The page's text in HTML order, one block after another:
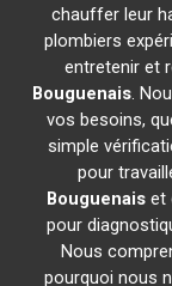
chauffer leur
plombiers
entretenir et
Bouguenais.
vos besoins,
simple
pour
Bouguenaiset
pour
Nous
pourquoi nous